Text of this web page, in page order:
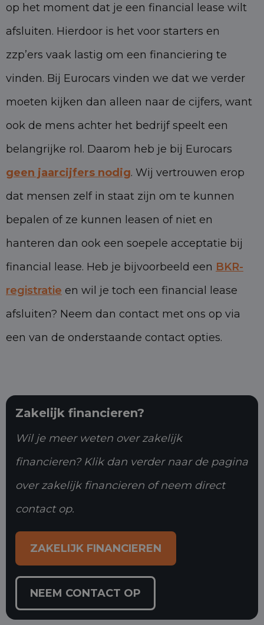
op het moment dat je een financial lease wilt
afsluiten. Hierdoor is het voor starters en
zzp’ers vaak lastig om een financiering te
vinden. Bij Eurocars vinden we dat we verder
moeten kijken dan alleen naar de cijfers, want
ook de mens achter het bedrijf speelt een
belangrijke rol. Daarom heb je bij Eurocars
geen jaarcijfers nodig. Wij vertrouwen erop
dat mensen zelf in staat zijn om te kunnen
bepalen of ze kunnen leasen of niet en
hanteren dan ook een soepele acceptatie bij
financial lease. Heb je bijvoorbeeld een BKR-
registratie en wil je toch een financial lease
afsluiten? Neem dan contact met ons op via
een van de onderstaande contact opties.
Zakelijk financieren?
Wil je meer weten over zakelijk
financieren? Klik dan verder naar de pagina
over zakelijk financieren of neem direct
contact op.
ZAKELIJK FINANCIEREN
NEEM CONTACT OP